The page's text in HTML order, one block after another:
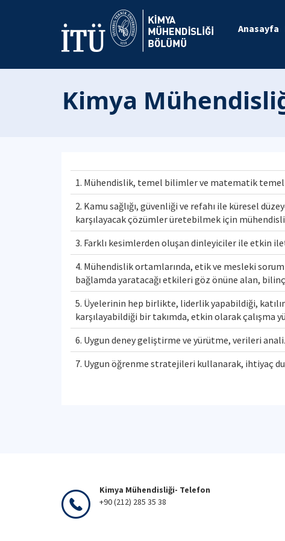
Anasayfa
Kimya
1. Mühendislik, temel bilimler ve matematik
2. Kamu sağlığı, güvenliği ve refahı ile küresel
karşılayacak çözümler üretebilmek için
3. Farklı kesimlerden oluşan dinleyiciler ile etkin
4. Mühendislik ortamlarında, etik ve mesleki
bağlamda yaratacağı etkileri göz önüne alan,
5. Üyelerinin hep birlikte, liderlik yapabildiği,
karşılayabildiği bir takımda, etkin olarak çalışma
6. Uygun deney geliştirme ve yürütme, verileri
7. Uygun öğrenme stratejileri kullanarak, ihtiyaç
Kimya Mühendisliği- Telefon
+90 (212) 285 35 38